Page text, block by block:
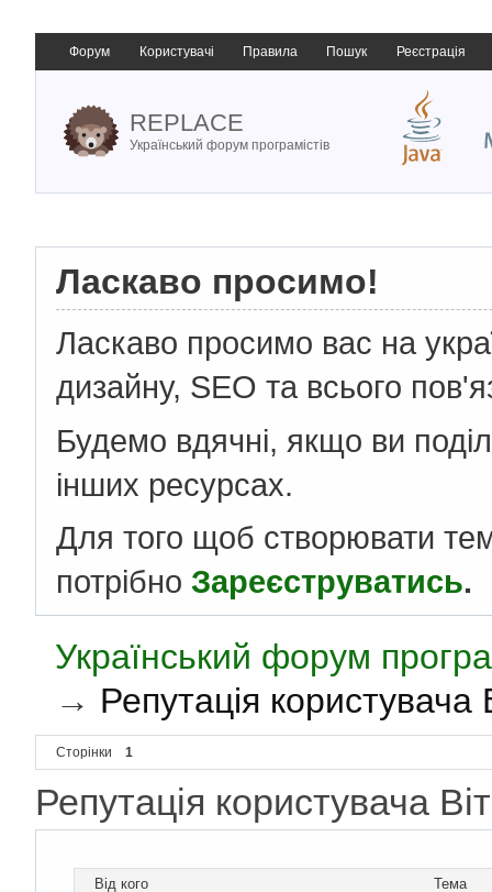
Форум Користувачі Правила Пошук Реєстрація
REPLACE
Український форум програмістів
Ласкаво просимо!
Ласкаво просимо вас на
дизайну, SEO та всього
Будемо вдячні, якщо ви
інших ресурсах.
Для того щоб створювати
потрібно Зареєструватись.
Український форум
→ Репутація користувача
Сторінки 1
Репутація користувача
Від кого Тема